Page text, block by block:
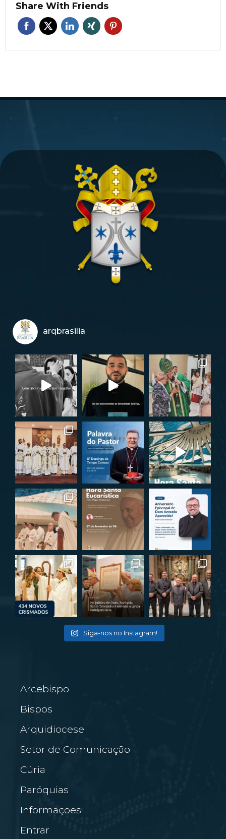
Share With Friends
arqbrasilia
Siga-nos no Instagram!
Arcebispo
Bispos
Arquidiocese
Setor de Comunicação
Cúria
Paróquias
Informações
Entrar